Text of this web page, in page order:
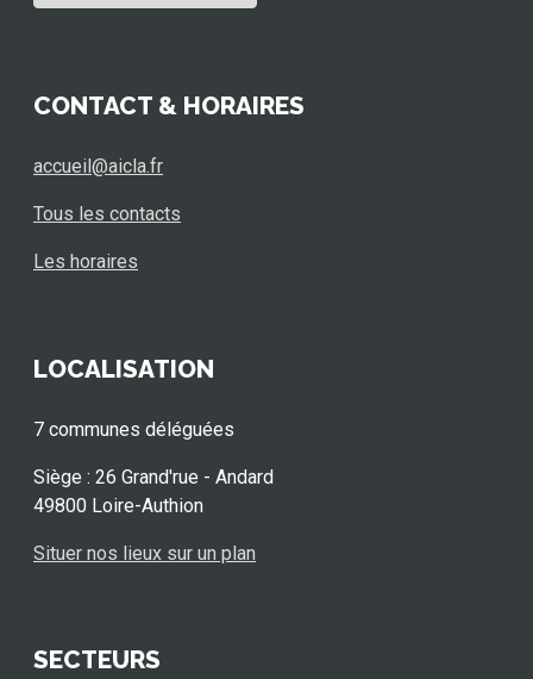
CONTACT & HORAIRES
accueil@aicla.fr
Tous les contacts
Les horaires
LOCALISATION
7 communes déléguées
Siège : 26 Grand'rue - Andard
49800 Loire-Authion
Situer nos lieux sur un plan
SECTEURS